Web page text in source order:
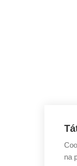
na